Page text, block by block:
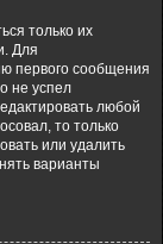
только их
Для
первого сообщения
не успел
любой
то только
или удалить
варианты